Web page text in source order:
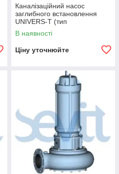
Каналізаційний насос
заглибного встановлення
UNIVERS-Т (тип
встановлення S, T, H, V)
В наявності
Ціну уточнюйте